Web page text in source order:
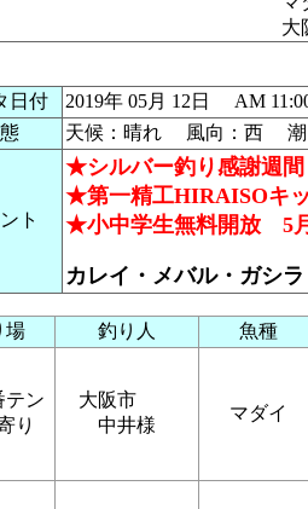
大
日付
2019年 05月 12日 AM
天候：晴れ 風向：西 潮
ト
★シルバー釣り感謝週
★第一精工HIRAISOキ
★小中学生無料開放 5
カレイ・メバル・ガシ
場 釣り人 魚種
テン
り
大阪市
中井様
マダイ